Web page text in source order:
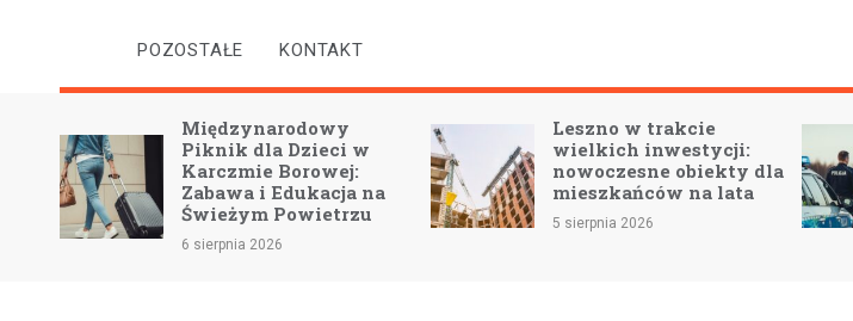
POZOSTAŁE KONTAKT
Międzynarodowy
Piknik dla Dzieci w
Karczmie Borowej:
Zabawa i Edukacja na
Świeżym Powietrzu
6 sierpnia 2026
Leszno w trakcie
wielkich inwestycji:
nowoczesne obiekty dla
mieszkańców na lata
5 sierpnia 2026